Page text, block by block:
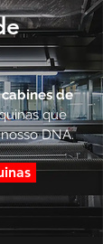
cabines de
que
DNA.